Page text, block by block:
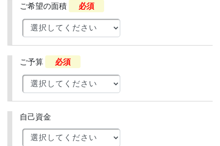
ご希望の面積 必須
ご予算 必須
自己資金